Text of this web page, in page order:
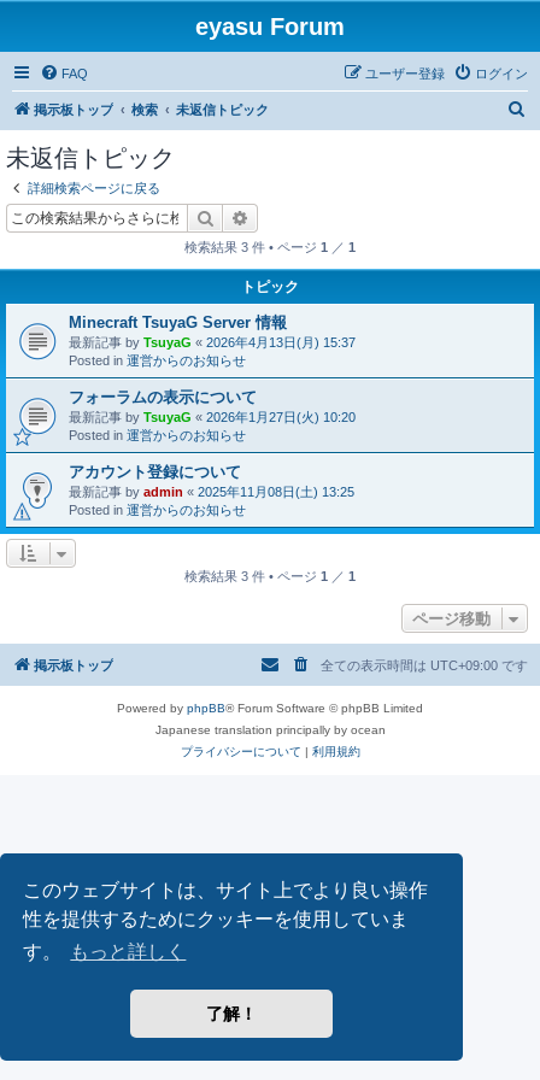
このウェブサイトは、サイト上でより良い操作
性を提供するためにクッキーを使用していま
す。
もっと詳しく
了解！
eyasu Forum
FAQ ログイン
ユーザー登録
掲示板トップ 検索 未返信トピック
未返信トピック
詳細検索ページに戻る
検索
検索結果 3 件 • ページ 1 ／ 1
トピック
Minecraft TsuyaG Server 情報
最新記事 by TsuyaG « 2026年4月13日(月) 15:37
Posted in 運営からのお知らせ
フォーラムの表示について
最新記事 by TsuyaG « 2026年1月27日(火) 10:20
Posted in 運営からのお知らせ
アカウント登録について
最新記事 by admin « 2025年11月08日(土) 13:25
Posted in 運営からのお知らせ
検索結果 3 件 • ページ 1 ／ 1
ページ移動
掲示板トップ 全ての表示時間は UTC+09:00 です
Powered by phpBB® Forum Software © phpBB Limited
Japanese translation principally by ocean
プライバシーについて | 利用規約